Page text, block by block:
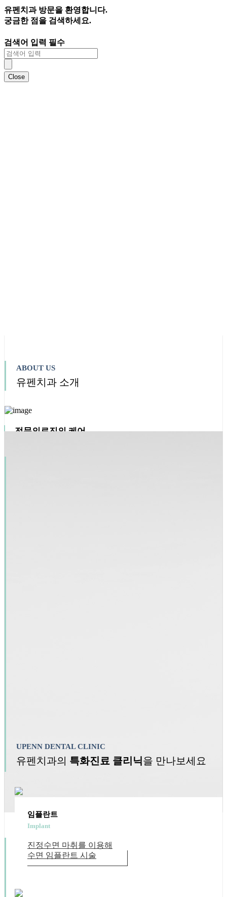
유펜치과 방문을 환영합니다.
궁금한 점 을 검색하세요.
검색어 입력 필수
Close
ABOUT US
유펜치과 소개
전문의료진의 케어
UPENN DENTAL CLINIC
유펜치과의 특화진료 클리닉을 만나보세요
임플란트
Implant
진정수면 마취를 이용해
수면 임플란트 시술